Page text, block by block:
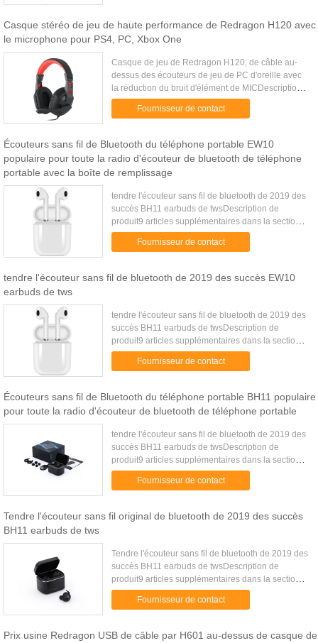
Casque stéréo de jeu de haute performance de Redragon H120 avec
le microphone pour PS4, PC, Xbox One
Casque de jeu de Redragon H120, de câble au-
dessus des écouteurs de jeu de PC d'oreille avec
la réduction du bruit d'élément de MICDescription
de produit conception acoustique *Closed* aides
passives d...Fournisseur de contact
Écouteurs sans fil de Bluetooth du téléphone portable EW10
populaire pour toute la radio d'écouteur de bluetooth de téléphone
portable avec la boîte de remplissage
tendre l'écouteur sans fil de bluetooth de 2019 des
succès BH11 earbuds de twsDescription de
produit9 articles supplémentaires dans la section
inférieure « que vous pouvez aimer », ne la
manquent pas !Produits ...
Fournisseur de contact
tendre l'écouteur sans fil de bluetooth de 2019 des succès EW10
earbuds de tws
tendre l'écouteur sans fil de bluetooth de 2019 des
succès BH11 earbuds de twsDescription de
produit9 articles supplémentaires dans la section
inférieure « que vous pouvez aimer », ne la
manquent pas !Produits ...
Fournisseur de contact
Écouteurs sans fil de Bluetooth du téléphone portable BH11 populaire
pour toute la radio d'écouteur de bluetooth de téléphone portable
tendre l'écouteur sans fil de bluetooth de 2019 des
succès BH11 earbuds de twsDescription de
produit9 articles supplémentaires dans la section
inférieure « que vous pouvez aimer », ne la
manquent pas !Produits ...
Fournisseur de contact
Tendre l'écouteur sans fil original de bluetooth de 2019 des succès
BH11 earbuds de tws
Tendre l'écouteur sans fil de bluetooth de 2019 des
succès BH11 earbuds de twsDescription de
produit9 articles supplémentaires dans la section
inférieure « que vous pouvez aimer », ne la
manquent pas !Produits ...
Fournisseur de contact
Prix usine Redragon USB de câble par H601 au-dessus de casque de